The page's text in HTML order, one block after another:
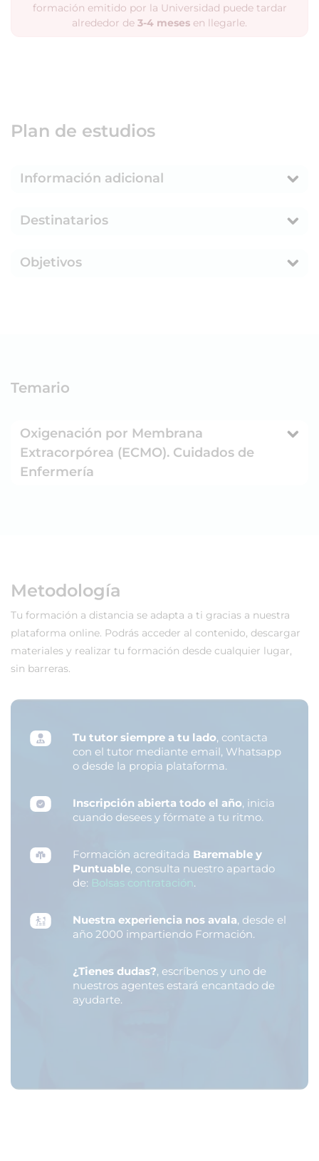
formación emitido por la Universidad puede tardar
alrededor de 3-4 meses en llegarle.
Plan de estudios
Información adicional
Destinatarios
Objetivos
Temario
Oxigenación por Membrana
Extracorpórea (ECMO). Cuidados de
Enfermería
Metodología
Tu formación a distancia se adapta a ti gracias a nuestra
plataforma online. Podrás acceder al contenido, descargar
materiales y realizar tu formación desde cualquier lugar,
sin barreras.
Tu tutor siempre a tu lado, contacta
con el tutor mediante email, Whatsapp
o desde la propia plataforma.
Inscripción abierta todo el año, inicia
cuando desees y fórmate a tu ritmo.
Formación acreditada Baremable y
Puntuable, consulta nuestro apartado
de: Bolsas contratación.
Nuestra experiencia nos avala, desde el
año 2000 impartiendo Formación.
¿Tienes dudas?, escríbenos y uno de
nuestros agentes estará encantado de
ayudarte.